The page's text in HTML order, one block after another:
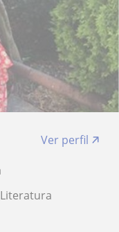
Ver perfil